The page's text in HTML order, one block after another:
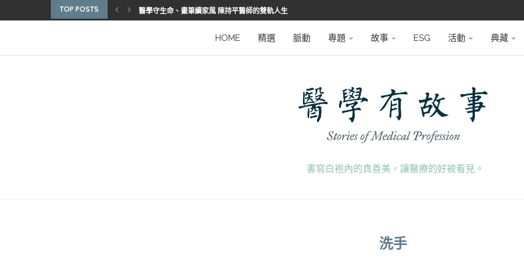
TOP POSTS 醫學守生命、畫筆續家風 陳持平醫師的雙軌人生
2025優秀護理人員表揚 看見疫後醫護堅韌
從臨床到國際舞台 江秉穎醫師的睡眠醫學之路
陳曾基院長：從紅榜少年到偏鄉醫院守望者
臺灣腦健康協會學術研討會 腦疾權威重磅登場
HOME 精選 脈動 專題 故事 ESG 活動 典藏
書寫白袍內的真善美，讓醫療的好被看見。
洗手